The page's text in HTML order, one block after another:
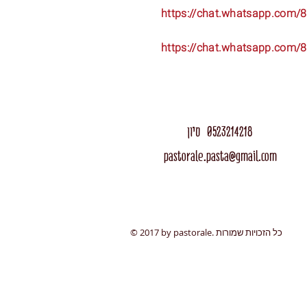
https://chat.whatsapp.com/
https://chat.whatsapp.com/
0523214218 סיון
pastorale.pasta@gmail.com
© 2017 by pastorale. כל הזכויות שמורות